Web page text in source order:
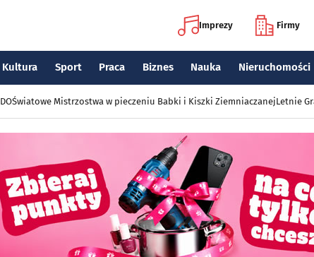
Imprezy Firmy
Kultura Sport Praca Biznes Nauka Nieruchomości
Światowe Mistrzostwa w pieczeniu Babki i Kiszki ZiemniaczanejLetnie